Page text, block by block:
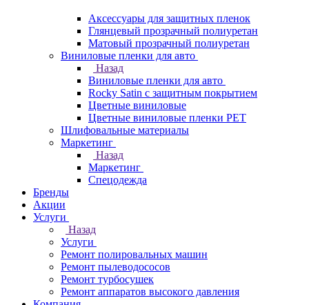
Аксессуары для защитных пленок
Глянцевый прозрачный полиуретан
Матовый прозрачный полиуретан
Виниловые пленки для авто
Назад
Виниловые пленки для авто
Rocky Satin с защитным покрытием
Цветные виниловые
Цветные виниловые пленки PET
Шлифовальные материалы
Маркетинг
Назад
Маркетинг
Спецодежда
Бренды
Акции
Услуги
Назад
Услуги
Ремонт полировальных машин
Ремонт пылеводососов
Ремонт турбосушек
Ремонт аппаратов высокого давления